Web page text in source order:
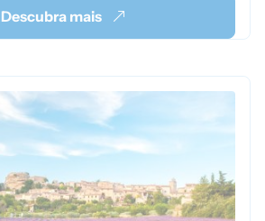
Descubra mais